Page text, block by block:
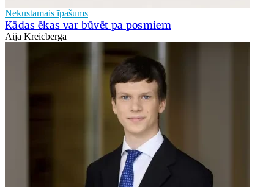
Nekustamais īpašums
Kādas ēkas var būvēt pa posmiem
Aija Kreicberga